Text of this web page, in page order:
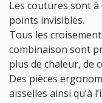
Les coutures sont
points invisibles.
Tous les
combinaison sont
plus de chaleur, de
Des pièces
aisselles ainsi qu’à